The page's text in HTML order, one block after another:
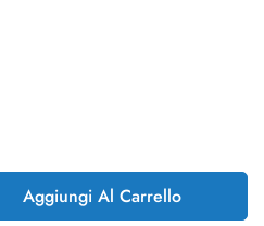
Aggiungi Al Carrello